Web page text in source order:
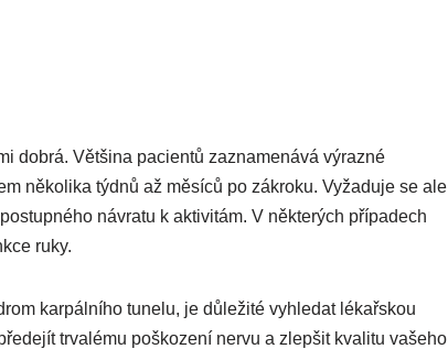
dobrá. Většina pacientů zaznamenává výrazné
několika týdnů až měsíců po zákroku. Vyžaduje se ale
návratu k aktivitám. V některých případech
ruky.
karpálního tunelu, je důležité vyhledat lékařskou
trvalému poškození nervu a zlepšit kvalitu vašeho